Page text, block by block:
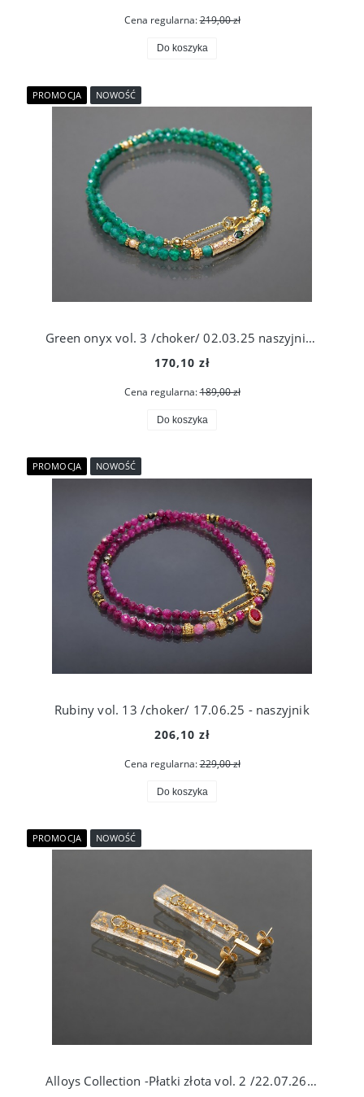
Cena regularna:219,00 zł
Do koszyka
Green onyx vol. 3 /choker/ 02.03.25 naszyjnik - Szlachetna kolekcja
170,10 zł
Cena regularna:189,00 zł
Do koszyka
PROMOCJA NOWOŚĆ
Rubiny vol. 13 /choker/ 17.06.25 - naszyjnik
206,10 zł
Cena regularna:229,00 zł
Do koszyka
PROMOCJA NOWOŚĆ
Alloys Collection -Płatki złota vol. 2 /22.07.26/ kolczyki
PROMOCJA NOWOŚĆ